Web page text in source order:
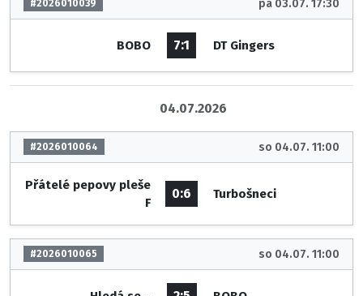
#2026010039 pá 03.07. 17:30
BOBO 7:1 DT Gingers
04.07.2026
#2026010064 so 04.07. 11:00
Přátelé pepovy pleše
F
0:6 Turbošneci
#2026010065 so 04.07. 11:00